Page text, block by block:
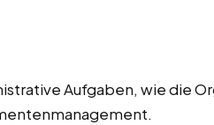
Aufgaben, wie die